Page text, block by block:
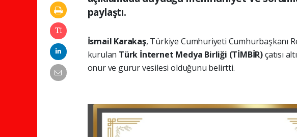
paylaştı.
İsmail Karakaş, Türkiye Cumhuriyeti Cumhurbaşkanı
kurulan Türk İnternet Medya Birliği (TİMBİR)çatısı
onur ve gurur vesilesi olduğunu belirtti.